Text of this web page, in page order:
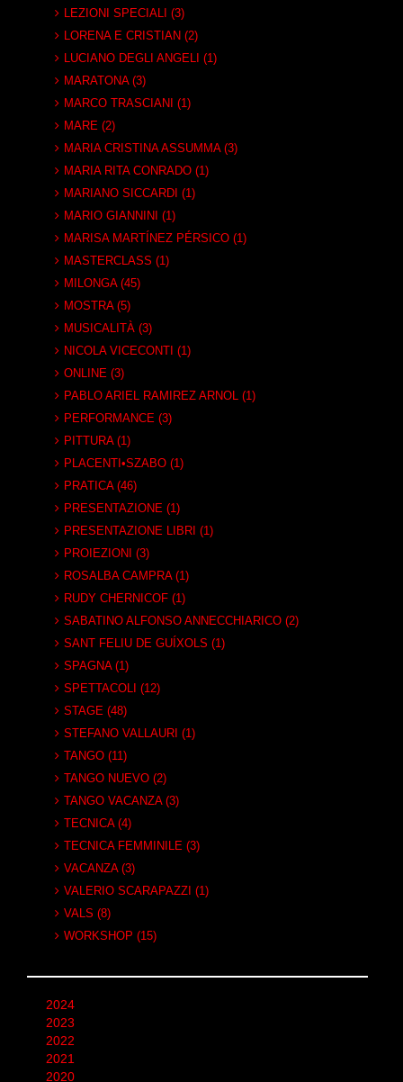
LEZIONI SPECIALI (3)
LORENA E CRISTIAN (2)
LUCIANO DEGLI ANGELI (1)
MARATONA (3)
MARCO TRASCIANI (1)
MARE (2)
MARIA CRISTINA ASSUMMA (3)
MARIA RITA CONRADO (1)
MARIANO SICCARDI (1)
MARIO GIANNINI (1)
MARISA MARTÍNEZ PÉRSICO (1)
MASTERCLASS (1)
MILONGA (45)
MOSTRA (5)
MUSICALITÀ (3)
NICOLA VICECONTI (1)
ONLINE (3)
PABLO ARIEL RAMIREZ ARNOL (1)
PERFORMANCE (3)
PITTURA (1)
PLACENTI•SZABO (1)
PRATICA (46)
PRESENTAZIONE (1)
PRESENTAZIONE LIBRI (1)
PROIEZIONI (3)
ROSALBA CAMPRA (1)
RUDY CHERNICOF (1)
SABATINO ALFONSO ANNECCHIARICO (2)
SANT FELIU DE GUÍXOLS (1)
SPAGNA (1)
SPETTACOLI (12)
STAGE (48)
STEFANO VALLAURI (1)
TANGO (11)
TANGO NUEVO (2)
TANGO VACANZA (3)
TECNICA (4)
TECNICA FEMMINILE (3)
VACANZA (3)
VALERIO SCARAPAZZI (1)
VALS (8)
WORKSHOP (15)
2024
2023
2022
2021
2020